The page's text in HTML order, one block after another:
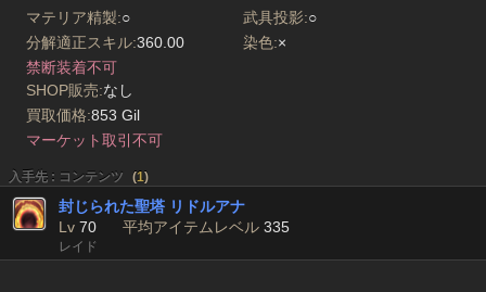
マテリア精製:○ 武具投影:○
分解適正スキル:360.00 染色:×
禁断装着不可
SHOP販売:なし
買取価格:853 Gil
マーケット取引不可
入手先 : コンテンツ (1)
封じられた聖塔 リドルアナ
Lv 70 平均アイテムレベル 335
レイド